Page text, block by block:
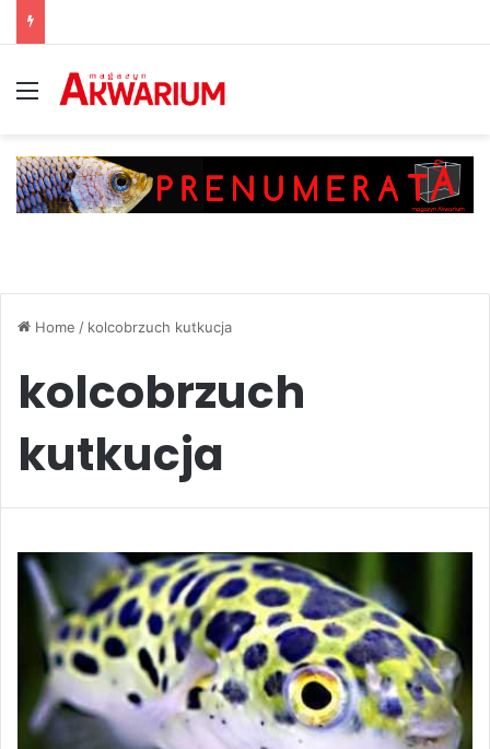
Menu
Home / kolcobrzuch kutkucja
kolcobrzuch
kutkucja